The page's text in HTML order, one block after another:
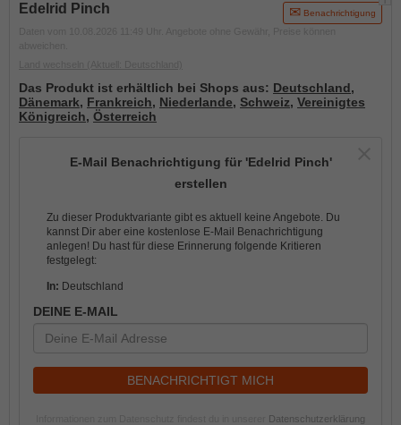
Edelrid Pinch Benachrichtigung
Das Produkt ist erhältlich bei Shops aus: Deutschland,
Dänemark, Frankreich, Niederlande, Schweiz, Vereinigtes
Königreich, Österreich
E-Mail Benachrichtigung für 'Edelrid Pinch'
erstellen
Zu dieser Produktvariante gibt es aktuell keine Angebote. Du
kannst Dir aber eine kostenlose E-Mail Benachrichtigung
anlegen! Du hast für diese Erinnerung folgende Kritieren
festgelegt:
In: Deutschland
DEINE E-MAIL
BENACHRICHTIGT MICH
Datenschutzerklärung